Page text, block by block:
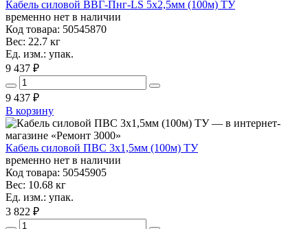
Кабель силовой ВВГ-Пнг-LS 5х2,5мм (100м) ТУ
временно нет в наличии
Код товара: 50545870
Вес: 22.7 кг
Ед. изм.: упак.
9 437 ₽
9 437 ₽
В корзину
Кабель силовой ПВС 3х1,5мм (100м) ТУ
временно нет в наличии
Код товара: 50545905
Вес: 10.68 кг
Ед. изм.: упак.
3 822 ₽